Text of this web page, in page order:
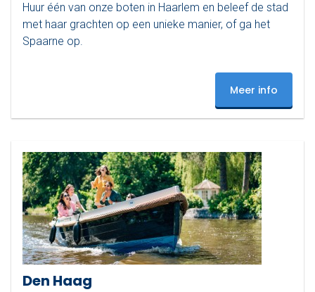
Huur één van onze boten in Haarlem en beleef de stad
met haar grachten op een unieke manier, of ga het
Spaarne op.
Meer info
Den Haag